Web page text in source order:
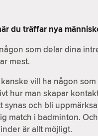
du träffar nya
som delar dina
mest.
vill ha någon
hur man skapar
och bli
match i badminton.
är allt möjligt.